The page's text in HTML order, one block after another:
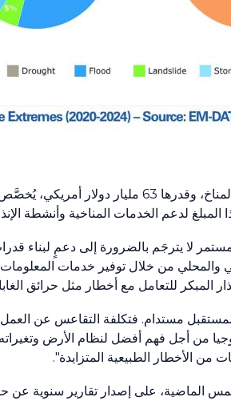
وذكر التقرير أن ما يقرب من ثلث المبالغ المُنفَقة على
لا يترجَم بالضرورة إلى دعمٍ لبناء
من خلال توفير خدمات المعلومات
المبكر للتعامل مع أخطار مثل حرائق
لمستقبل مستدام. فتكلفة التقاعس عن
من أجل فهم أفضل لنظام الأرض
من الأخطار الطبيعية المتزايدة".
الماضية، على إصدار تقارير سنوية عن